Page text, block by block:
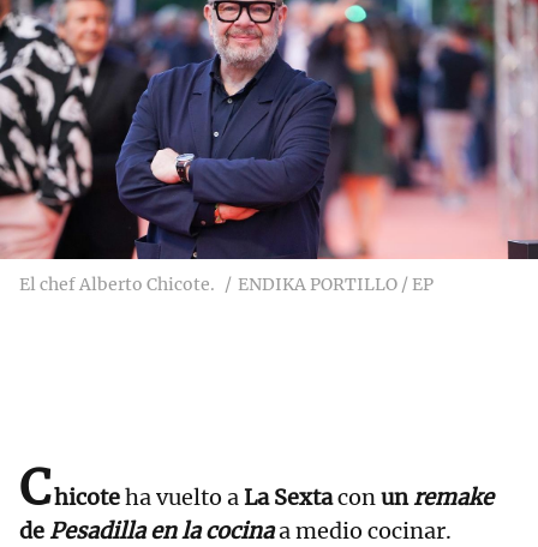
El chef Alberto Chicote. ENDIKA PORTILLO / EP
Chicoteha vuelto aLa Sextaconunremake
dePesadilla en la cocinaa medio cocinar.